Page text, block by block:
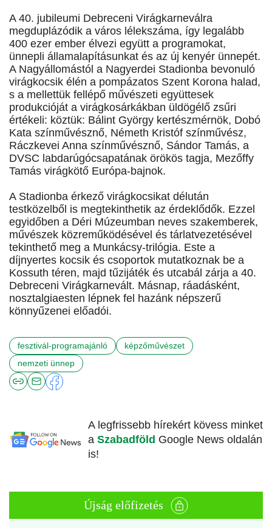
A 40. jubileumi Debreceni Virágkarneválra
megduplázódik a város lélekszáma, így legalább
400 ezer ember élvezi együtt a programokat,
ünnepli államalapításunkat és az új kenyér ünnepét.
A Nagyállomástól a Nagyerdei Stadionba bevonuló
virágkocsik élén a pompázatos Szent Korona halad,
s a mellettük fellépő művészeti együttesek
produkcióját a virágkosárkákban üldögélő zsűri
értékeli: köztük: Bálint György kertészmérnök, Dobó
Kata színművésznő, Németh Kristóf színművész,
Ráczkevei Anna színművésznő, Sándor Tamás, a
DVSC labdarúgócsapatának örökös tagja, Mezőffy
Tamás virágkötő Európa-bajnok.
A Stadionba érkező virágkocsikat délután
testközelből is megtekinthetik az érdeklődők. Ezzel
egyidőben a Déri Múzeumban neves szakemberek,
művészek közreműködésével és tárlatvezetésével
tekinthető meg a Munkácsy-trilógia. Este a
díjnyertes kocsik és csoportok mutatkoznak be a
Kossuth téren, majd tűzijáték és utcabál zárja a 40.
Debreceni Virágkarnevált. Másnap, ráadásként,
nosztalgiaesten lépnek fel hazánk népszerű
könnyűzenei előadói.
fesztivál-programajánló
képzőművészet
nemzeti ünnep
A legfrissebb hírekért kövess minket
a Szabadföld Google News oldalán
is!
Újság előfizetés